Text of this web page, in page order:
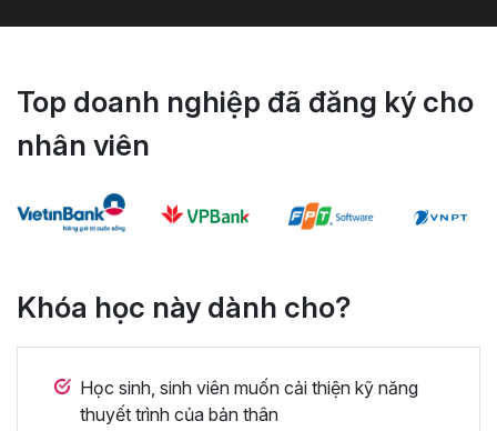
Top doanh nghiệp đã đăng ký cho
nhân viên
Khóa học này dành cho?
Học sinh, sinh viên muốn cải thiện kỹ năng
thuyết trình của bản thân